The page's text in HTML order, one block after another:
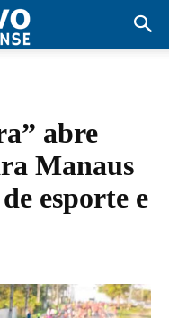
abre
Manaus
esporte e